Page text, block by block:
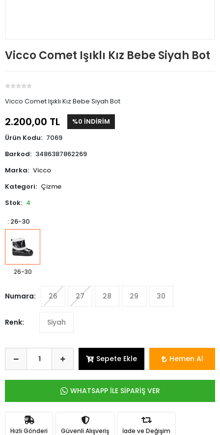
Vicco Comet Işıklı Kız Bebe Siyah Bot
Vicco Comet Işıklı Kız Bebe Siyah Bot
2.200,00 TL
%0 İNDİRİM
Ürün Kodu: 7069
Barkod: 3486387862269
Marka: Vicco
Kategori: Çizme
Stok: 4
: 26-30
26-30
Numara: 26 27 28 29 30
Renk: Siyah
Sepete Ekle Hemen Al
WHATSAPP İLE SİPARİŞ VER
Hızlı Gönderi Güvenli Alışveriş İade ve Değişim